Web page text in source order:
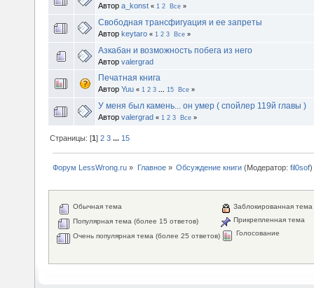
Автор a_konst « 1 2 Все »
Свободная трансфигуация и ее запреты
Автор keytaro « 1 2 3 Все »
Азкабан и возможность побега из него
Автор valergrad
Печатная книга
Автор Yuu « 1 2 3 15 Все »
У меня был камень... он умер ( спойлер 119й главы )
Автор valergrad « 1 2 3 Все »
Страницы: [1]2 3 ... 15
Форум LessWrong.ru » Главное» Обсуждение книги(Модератор: fil0sof)
Обычная тема
Популярная тема (более 15 ответов)
Очень популярная тема (более 25 ответов)
Заблокированная тема
Прикрепленная тема
Голосование